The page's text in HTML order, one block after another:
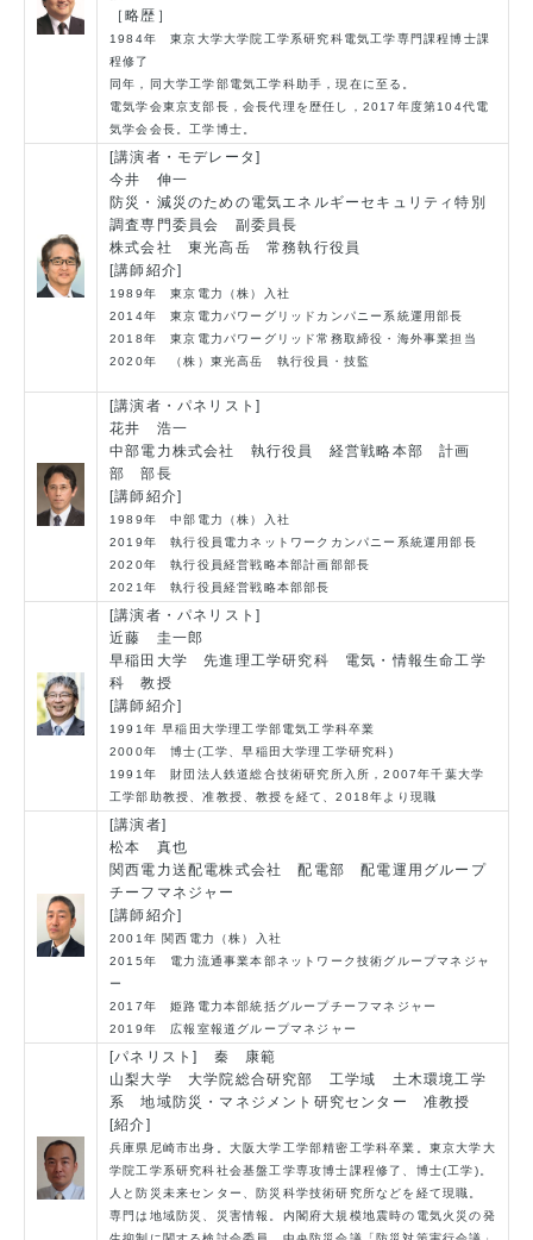
［略歴］
1984年 東京大学大学院工学系研究科電気工学専門課程博士課
程修了
同年，同大学工学部電気工学科助手，現在に至る。
電気学会東京支部長，会長代理を歴任し，2017年度第104代電
気学会会長。工学博士。
[講演者・モデレータ]
今井 伸一
防災・減災のための電気エネルギーセキュリティ特別
調査専門委員会 副委員長
株式会社 東光高岳 常務執行役員
[講師紹介]
1989年 東京電力（株）入社
2014年 東京電力パワーグリッドカンパニー系統運用部長
2018年 東京電力パワーグリッド常務取締役・海外事業担当
2020年 （株）東光高岳 執行役員・技監
[講演者・パネリスト]
花井 浩一
中部電力株式会社 執行役員 経営戦略本部 計画
部 部長
[講師紹介]
1989年 中部電力（株）入社
2019年 執行役員電力ネットワークカンパニー系統運用部長
2020年 執行役員経営戦略本部計画部部長
2021年 執行役員経営戦略本部部長
[講演者・パネリスト]
近藤 圭一郎
早稲田大学 先進理工学研究科 電気・情報生命工学
科 教授
[講師紹介]
1991年 早稲田大学理工学部電気工学科卒業
2000年 博士(工学、早稲田大学理工学研究科)
1991年 財団法人鉄道総合技術研究所入所，2007年千葉大学
工学部助教授、准教授、教授を経て、2018年より現職
[講演者]
松本 真也
関西電力送配電株式会社 配電部 配電運用グループ
チーフマネジャー
[講師紹介]
2001年 関西電力（株）入社
2015年 電力流通事業本部ネットワーク技術グループマネジャ
ー
2017年 姫路電力本部統括グループチーフマネジャー
2019年 広報室報道グループマネジャー
[パネリスト] 秦 康範
山梨大学 大学院総合研究部 工学域 土木環境工学
系 地域防災・マネジメント研究センター 准教授
[紹介]
兵庫県尼崎市出身。大阪大学工学部精密工学科卒業。東京大学大
学院工学系研究科社会基盤工学専攻博士課程修了、博士(工学)。
人と防災未来センター、防災科学技術研究所などを経て現職。
専門は地域防災、災害情報。内閣府大規模地震時の電気火災の発